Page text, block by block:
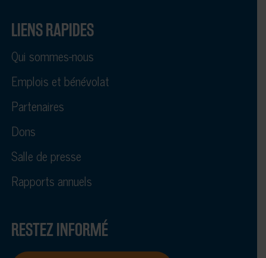
LIENS RAPIDES
Qui sommes-nous
Emplois et bénévolat
Partenaires
Dons
Salle de presse
Rapports annuels
RESTEZ INFORMÉ